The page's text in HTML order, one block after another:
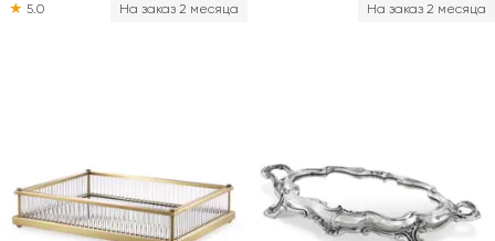
На заказ 2 месяца
★ 5.0 На заказ 2 месяца